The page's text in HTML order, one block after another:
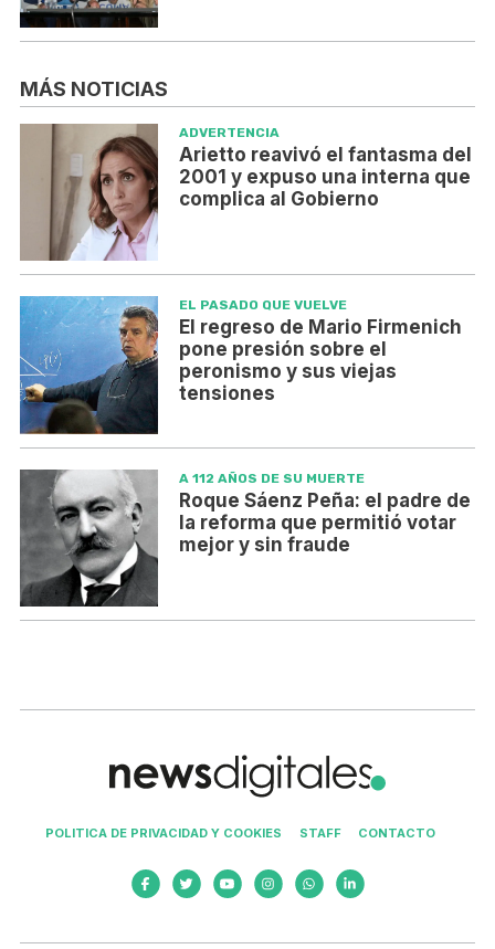
MÁS NOTICIAS
ADVERTENCIA
Arietto reavivó el fantasma del
2001 y expuso una interna que
complica al Gobierno
EL PASADO QUE VUELVE
El regreso de Mario Firmenich
pone presión sobre el
peronismo y sus viejas
tensiones
A 112 AÑOS DE SU MUERTE
Roque Sáenz Peña: el padre de
la reforma que permitió votar
mejor y sin fraude
POLITICA DE PRIVACIDAD Y COOKIES STAFF CONTACTO